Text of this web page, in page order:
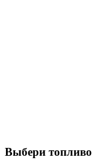
Выбери